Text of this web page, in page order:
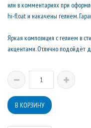
или в комментариях при
hi-float и накачены гелием.
Яркая композиция с гелием в
акцентами. Отлично подойдёт